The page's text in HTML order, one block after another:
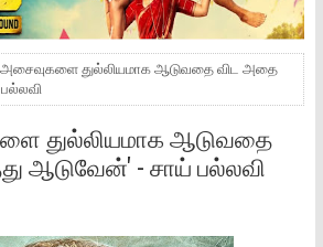
துல்லியமாக ஆடுவதை விட அதை
துல்லியமாக ஆடுவதை
ஆடுவேன்' - சாய் பல்லவி